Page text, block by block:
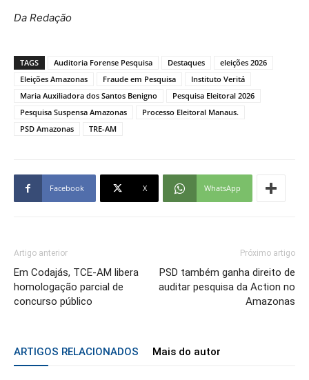
Da Redação
TAGS Auditoria Forense Pesquisa Destaques
eleições 2026
Eleições Amazonas
Fraude em Pesquisa
Instituto Veritá
Maria Auxiliadora dos Santos Benigno
Pesquisa Eleitoral 2026
Pesquisa Suspensa Amazonas
Processo Eleitoral Manaus.
PSD Amazonas
TRE-AM
Facebook X WhatsApp
Artigo anterior
Em Codajás, TCE-AM libera
homologação parcial de
concurso público
Próximo artigo
PSD também ganha direito de
auditar pesquisa da Action no
Amazonas
ARTIGOS RELACIONADOS Mais do autor